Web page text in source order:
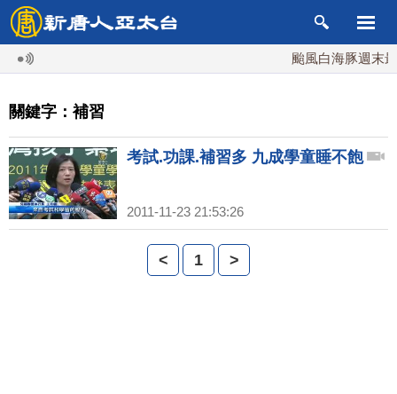
颱風白海豚週末最
關鍵字：補習
考試.功課.補習多 九成學童睡不飽
2011-11-23 21:53:26
< 1 >